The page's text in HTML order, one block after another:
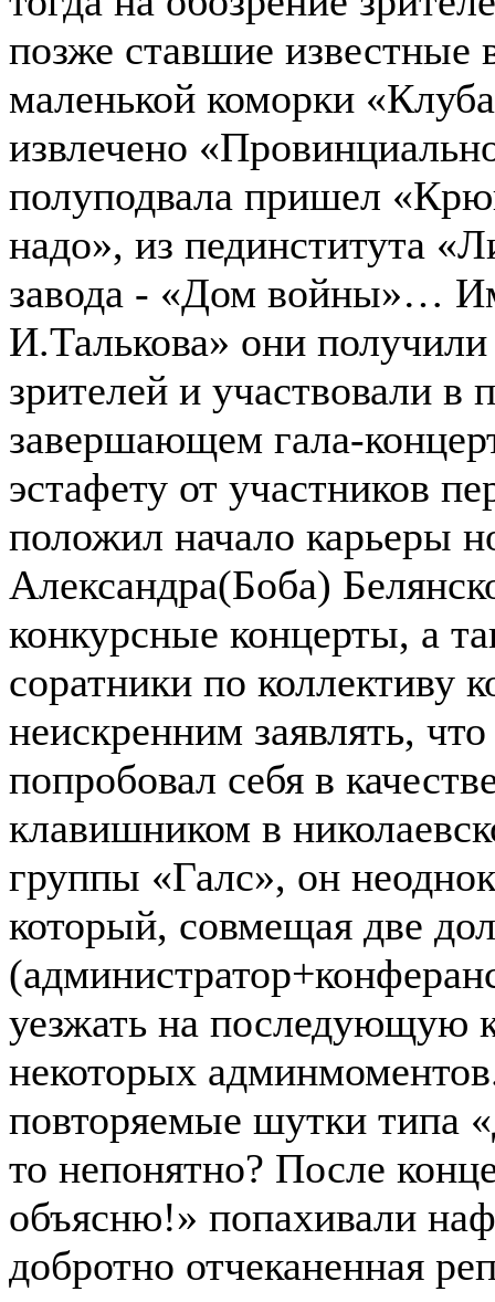
позже ставшие известные
маленькой коморки
извлечено
полуподвала пришел
надо», из пединститута
завода - «Дом войны»…
И.Талькова» они
зрителей и участвовали в
завершающем гала-
эстафету от участников
положил начало карьеры
Александра(Боба)
конкурсные концерты, а
соратники по коллективу
неискренним заявлять,
попробовал себя в
клавишником в
группы «Галс», он
который, совмещая две
уезжать на последующую
некоторых
повторяемые шутки типа
то непонятно? После
объясню!» попахивали
добротно отчеканенная